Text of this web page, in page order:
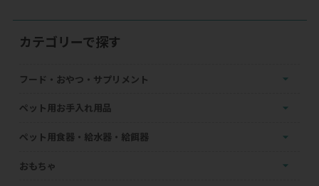
カテゴリーで探す
フード・おやつ・サプリメント
ペット用お手入れ用品
ペット用食器・給水器・給餌器
おもちゃ